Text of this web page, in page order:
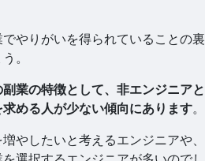
やりがいを得られていることの裏
。
業の特徴として、非エンジニアと
める人が少ない傾向にあります。
やしたいと考えるエンジニアや、